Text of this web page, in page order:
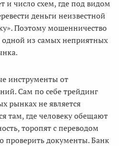
и число схем, где под видом
деньги неизвестной
Поэтому мошенничество
одной из самых неприятных
инструменты от
Сам по себе трейдинг
рынках не является
там, где человеку обещают
торопят с переводом
проверить документы. Банк